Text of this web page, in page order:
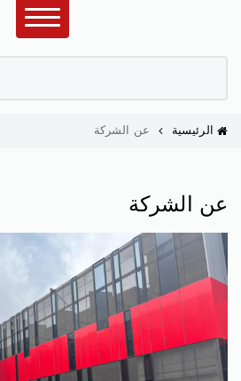
الرئيسية عن الشركة
عن الشركة